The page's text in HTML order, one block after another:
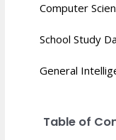
Computer
School Study
General
Table of